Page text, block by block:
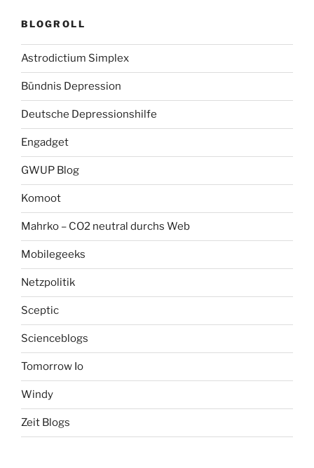
BLOGROLL
Astrodictium Simplex
Bündnis Depression
Deutsche Depressionshilfe
Engadget
GWUP Blog
Komoot
Mahrko – CO2 neutral durchs Web
Mobilegeeks
Netzpolitik
Sceptic
Scienceblogs
Tomorrow Io
Windy
Zeit Blogs